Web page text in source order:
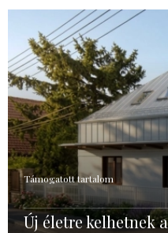
Támogatott tartalom
Új életre kelhetnek